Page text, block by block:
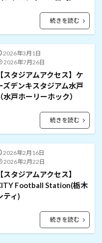
続きを読む
2026年3月1日
2026年7月26日
【スタジアムアクセス】ケ
ズデンキスタジアム水戸
（水戸ホーリーホック）
続きを読む
2026年2月16日
2026年2月22日
【スタジアムアクセス】
Football Station(栃木
ティ)
続きを読む